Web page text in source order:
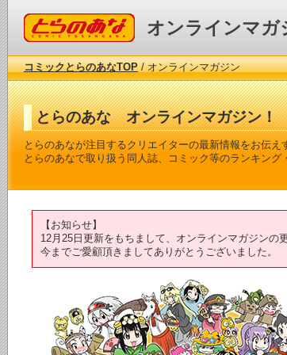
コミックとらのあな オンラインマガ
コミックとらのあなTOP/ オンラインマガジン
とらのあな オンラインマガジン！
とらのあなが注目するクリエイターの最新情報をお伝え
とらのあなで取り扱う同人誌、コミック等のランキング
【お知らせ】
12月25日更新をもちまして、オンラインマガジンの
今までご愛顧頂きましてありがとうございました。